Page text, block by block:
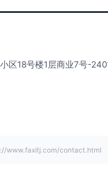
区18号楼1层商业7号-
www.faxitj.com/contact.html